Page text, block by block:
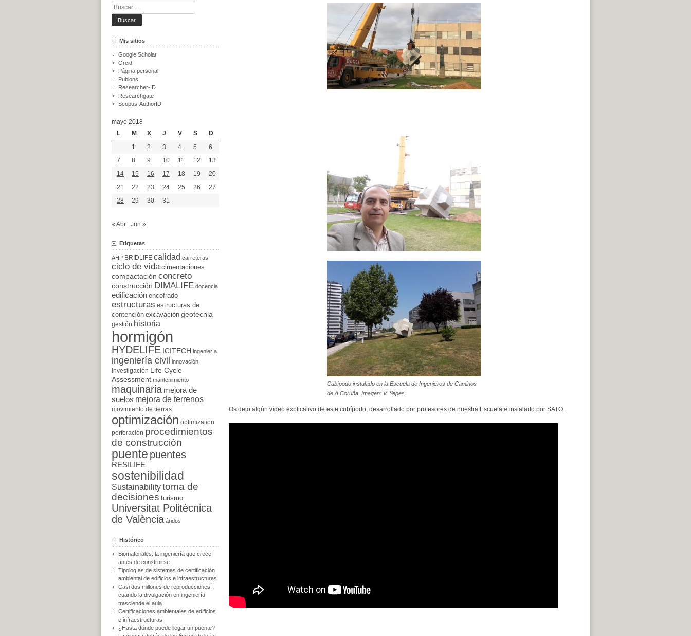
Cubípodo instalado en la Escuela de Ingenieros de Caminos
de A Coruña. Imagen: V. Yepes
Os dejo algún vídeo explicativo de este cubípodo, desarrollado por profesores de nuestra Escuela e instalado por SATO.
Buscar:
Mis sitios
Google Scholar
Orcid
Página personal
Publons
Researcher-ID
Researchgate
Scopus-AuthorID
mayo 2018
L
M X J V S
D
1
2 3 4 5
6
7
8 9 10 11 12
13
14
15 16 17 18 19
20
21
22 23 24 25 26
27
28
29 30 31
« Abr Jun »
Etiquetas
AHP BRIDLIFE calidad carreteras
ciclo de vida cimentaciones
compactación concreto
construcción DIMALIFE docencia
edificación encofrado
estructuras estructuras de
contención excavación geotecnia
gestión historia
hormigón
HYDELIFE ICITECH ingeniería
ingeniería civil innovación
investigación
Life Cycle
Assessment mantenimiento
maquinaria mejora de
suelos mejora de terrenos
movimiento de tierras
optimización optimization
perforación procedimientos
de construcción
puente puentes
RESILIFE
sostenibilidad
Sustainabilitytoma de
decisiones turismo
Universitat Politècnica
de València áridos
Histórico
Biomateriales: la ingeniería que crece
antes de construirse
Tipologías de sistemas de certificación
ambiental de edificios e infraestructuras
Casi dos millones de reproducciones:
cuando la divulgación en ingeniería
trasciende el aula
Certificaciones ambientales de edificios
e infraestructuras
¿Hasta dónde puede llegar un puente?